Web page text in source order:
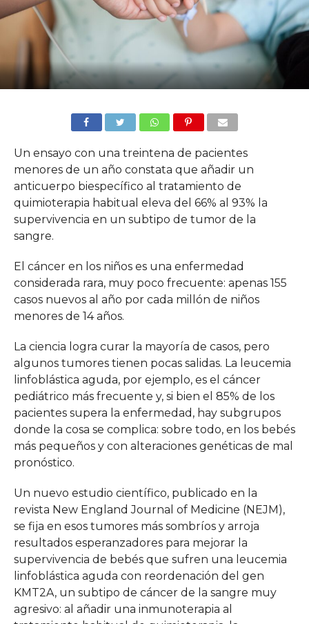
Un ensayo con una treintena de pacientes
menores de un año constata que añadir un
anticuerpo biespecífico al tratamiento de
quimioterapia habitual eleva del 66% al 93% la
supervivencia en un subtipo de tumor de la
sangre.
El cáncer en los niños es una enfermedad
considerada rara, muy poco frecuente: apenas 155
casos nuevos al año por cada millón de niños
menores de 14 años.
La ciencia logra curar la mayoría de casos, pero
algunos tumores tienen pocas salidas. La leucemia
linfoblástica aguda, por ejemplo, es el cáncer
pediátrico más frecuente y, si bien el 85% de los
pacientes supera la enfermedad, hay subgrupos
donde la cosa se complica: sobre todo, en los bebés
más pequeños y con alteraciones genéticas de mal
pronóstico.
Un nuevo estudio científico, publicado en la
revista New England Journal of Medicine (NEJM),
se fija en esos tumores más sombríos y arroja
resultados esperanzadores para mejorar la
supervivencia de bebés que sufren una leucemia
linfoblástica aguda con reordenación del gen
KMT2A, un subtipo de cáncer de la sangre muy
agresivo: al añadir una inmunoterapia al